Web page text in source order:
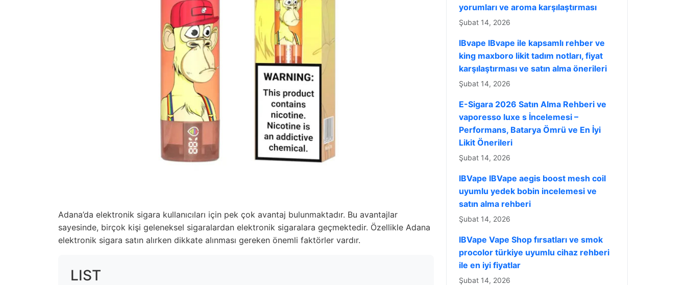
Adana’da elektronik sigara kullanıcıları için pek çok avantaj bulunmaktadır. Bu avantajlar
sayesinde, birçok kişi geleneksel sigaralardan elektronik sigaralara geçmektedir. Özellikle Adana
elektronik sigara satın alırken dikkate alınması gereken önemli faktörler vardır.
LIST
yorumları ve aroma karşılaştırması
Şubat 14, 2026
IBvape IBvape ile kapsamlı rehber ve
king maxboro likit tadım notları, fiyat
karşılaştırması ve satın alma önerileri
Şubat 14, 2026
E-Sigara 2026 Satın Alma Rehberi ve
vaporesso luxe s İncelemesi –
Performans, Batarya Ömrü ve En İyi
Likit Önerileri
Şubat 14, 2026
IBVape IBVape aegis boost mesh coil
uyumlu yedek bobin incelemesi ve
satın alma rehberi
Şubat 14, 2026
IBVape Vape Shop fırsatları ve smok
procolor türkiye uyumlu cihaz rehberi
ile en iyi fiyatlar
Şubat 14, 2026